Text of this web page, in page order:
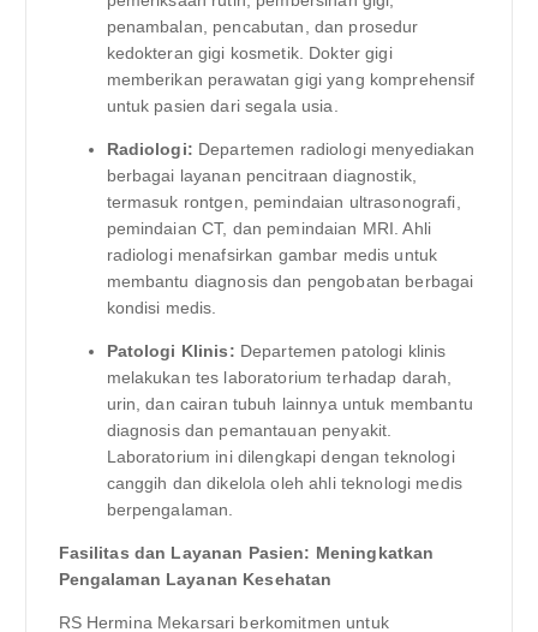
penambalan, pencabutan, dan prosedur
kedokteran gigi kosmetik. Dokter gigi
memberikan perawatan gigi yang komprehensif
untuk pasien dari segala usia.
Radiologi: Departemen radiologi menyediakan
berbagai layanan pencitraan diagnostik,
termasuk rontgen, pemindaian ultrasonografi,
pemindaian CT, dan pemindaian MRI. Ahli
radiologi menafsirkan gambar medis untuk
membantu diagnosis dan pengobatan berbagai
kondisi medis.
Patologi Klinis: Departemen patologi klinis
melakukan tes laboratorium terhadap darah,
urin, dan cairan tubuh lainnya untuk membantu
diagnosis dan pemantauan penyakit.
Laboratorium ini dilengkapi dengan teknologi
canggih dan dikelola oleh ahli teknologi medis
berpengalaman.
Fasilitas dan Layanan Pasien: Meningkatkan
Pengalaman Layanan Kesehatan
RS Hermina Mekarsari berkomitmen untuk